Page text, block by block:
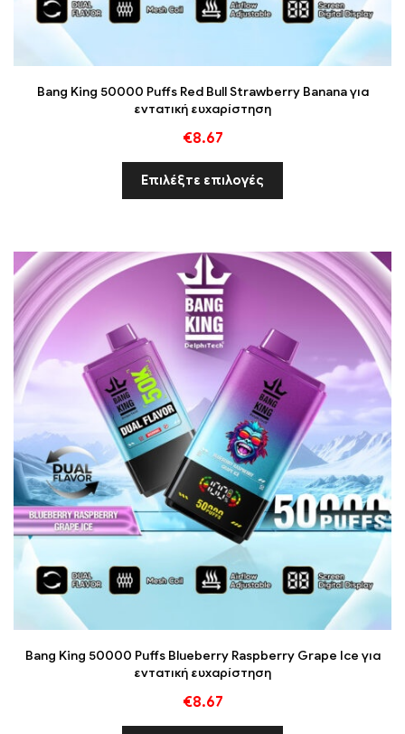
Bang King 50000 Puffs Red Bull Strawberry Banana για
εντατική ευχαρίστηση
€8.67
Επιλέξτε επιλογές
Bang King 50000 Puffs Blueberry Raspberry Grape Ice για
εντατική ευχαρίστηση
€8.67